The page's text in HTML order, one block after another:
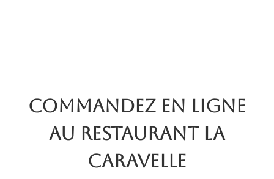
Commandez en ligne
au restaurant La
Caravelle